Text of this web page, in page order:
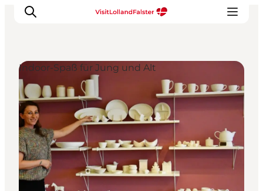
Natur und Outdoor
Familienurlaub
Kultur
Gastronomie
Urlaubsplaner
Indoor-Spaß für Jung und Alt